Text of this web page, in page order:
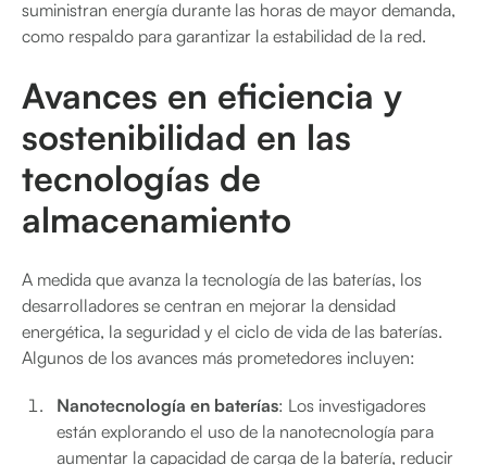
suministran energía durante las horas de mayor demanda,
como respaldo para garantizar la estabilidad de la red.
Avances en eficiencia y
sostenibilidad en las
tecnologías de
almacenamiento
A medida que avanza la tecnología de las baterías, los
desarrolladores se centran en mejorar la densidad
energética, la seguridad y el ciclo de vida de las baterías.
Algunos de los avances más prometedores incluyen:
Nanotecnología en baterías: Los investigadores
están explorando el uso de la nanotecnología para
aumentar la capacidad de carga de la batería, reducir